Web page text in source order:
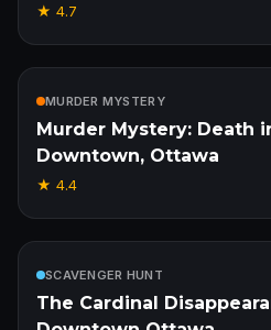
★ 4.7
MURDER MYSTERY
Murder Mystery: Death
Downtown, Ottawa
★ 4.4
SCAVENGER HUNT
The Cardinal